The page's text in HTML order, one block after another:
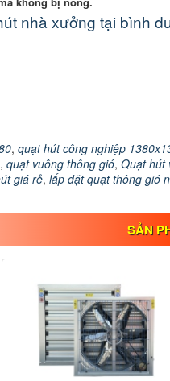
nhà xưởng tại bình
,quạt hút công nghiệp
,quạt vuông thông gió,Quạt hút
giá rẻ,lắp đặt quạt thông gió
SẢN